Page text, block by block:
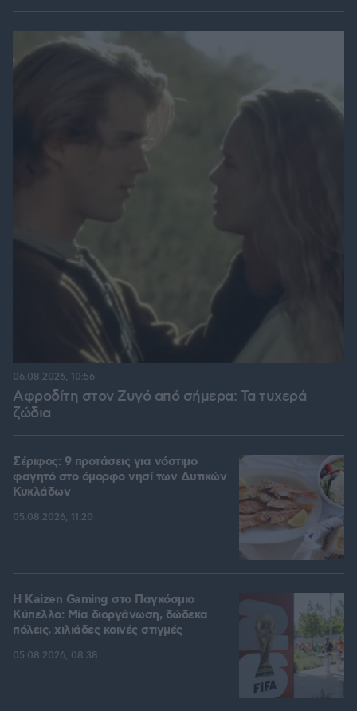
Αφροδίτη στον Ζυγό από σήμερα: Τα τυχερά
ζώδια
06.08.2026, 10:56
Σέριφος: 9 προτάσεις για νόστιμο
φαγητό στο όμορφο νησί των Δυτικών
Κυκλάδων
05.08.2026, 11:20
H Kaizen Gaming στο Παγκόσμιο
Kύπελλο: Μία διοργάνωση, δώδεκα
πόλεις, χιλιάδες κοινές στιγμές
05.08.2026, 08:38